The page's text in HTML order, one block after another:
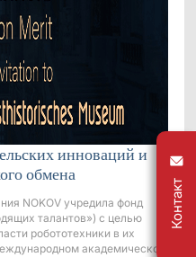
инноваций и
обмена
NOKOV учредила фонд
талантов») с целью
робототехники в их
академическом
Контакт